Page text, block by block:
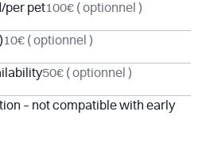
per pet100€ ( optionnel )
10€ ( optionnel )
50€ ( optionnel )
– not compatible with early